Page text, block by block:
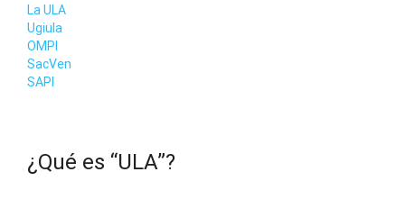
La ULA
Ugiula
OMPI
SacVen
SAPI
¿Qué es “ULA”?